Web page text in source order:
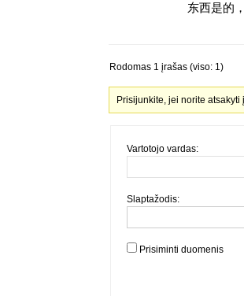
东西是的
Rodomas 1 įrašas (viso: 1)
Prisijunkite, jei norite atsakyti
Vartotojo vardas:
Slaptažodis:
Prisiminti duomenis